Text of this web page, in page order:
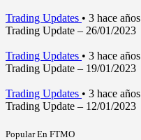
Trading Updates • 3 hace años
Trading Update – 26/01/2023
Trading Updates • 3 hace años
Trading Update – 19/01/2023
Trading Updates • 3 hace años
Trading Update – 12/01/2023
Popular En FTMO